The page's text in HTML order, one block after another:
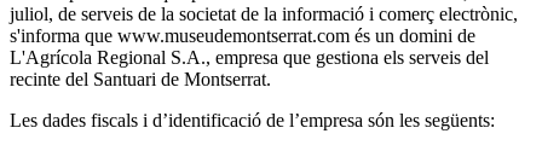
juliol, de serveis de la societat de la informació i comerç electrònic,
s'informa que www.museudemontserrat.com és un domini de
L'Agrícola Regional S.A., empresa que gestiona els serveis del
recinte del Santuari de Montserrat.
Les dades fiscals i d’identificació de l’empresa són les següents: